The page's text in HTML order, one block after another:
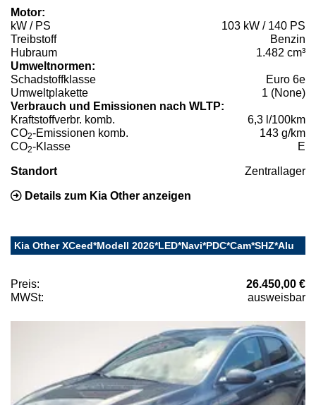
Motor:
kW / PS
103 kW / 140 PS
Treibstoff
Benzin
Hubraum
1.482 cm³
Umweltnormen:
Schadstoffklasse
Euro 6e
Umweltplakette
1 (None)
Verbrauch und Emissionen nach WLTP:
Kraftstoffverbr. komb.
6,3 l/100km
CO2-Emissionen komb.
143 g/km
CO2-Klasse E
Standort Zentrallager
Details zum Kia Other anzeigen
Kia Other XCeed*Modell 2026*LED*Navi*PDC*Cam*SHZ*Alu
Preis:
26.450,00 €
MWSt:
ausweisbar